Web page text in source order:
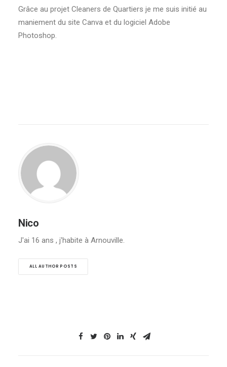
Grâce au projet Cleaners de Quartiers je me suis initié au
maniement du site Canva et du logiciel Adobe
Photoshop.
Nico
J'ai 16 ans , j'habite à Arnouville.
ALL AUTHOR POSTS